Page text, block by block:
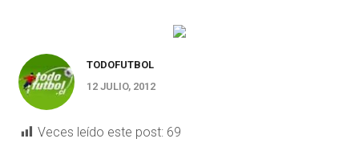
TODOFUTBOL
12 JULIO, 2012
Veces leído este post: 69